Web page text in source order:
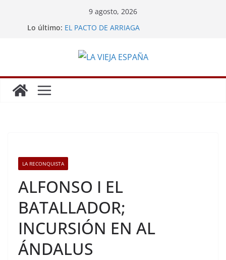
9 agosto, 2026
Lo último: EL PACTO DE ARRIAGA
GRANDES HAZAÑAS DE LOS ESPAÑOLES
LA REBELIÓN DE LOS ENCOMENDEROS
LA RECONQUISTA
ALFONSO I EL
BATALLADOR;
INCURSIÓN EN AL
ÁNDALUS